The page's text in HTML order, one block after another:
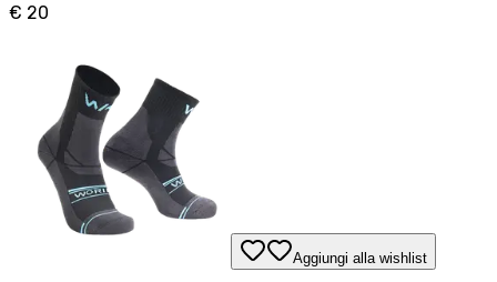
€ 20
Aggiungi alla wishlist